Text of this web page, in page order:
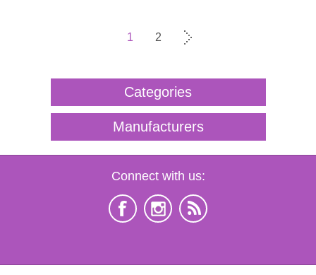
1 2
Categories
Manufacturers
Connect with us: